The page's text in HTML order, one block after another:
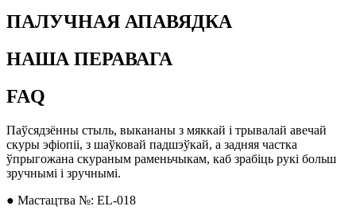
ПАЛУЧНАЯ АПАВЯДКА
НАША ПЕРАВАГА
FAQ
Паўсядзённы стыль, выкананы з мяккай і трывалай авечай
скуры эфіопіі, з шаўковай падшэўкай, а задняя частка
ўпрыгожана скураным раменьчыкам, каб зрабіць рукі больш
зручнымі і зручнымі.
● Мастацтва №: EL-018